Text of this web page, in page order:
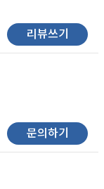
리뷰쓰기
문의하기